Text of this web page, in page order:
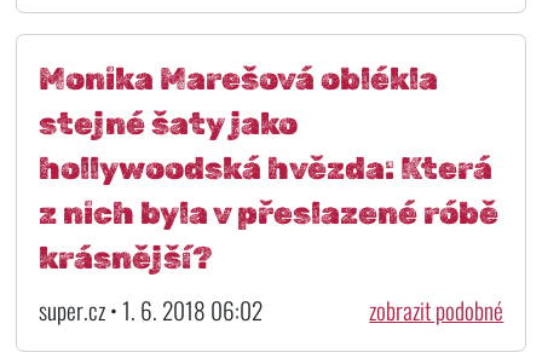
Monika Marešová oblékla
stejné šaty jako
hollywoodská hvězda: Která
z nich byla v přeslazené róbě
krásnější?
super.cz • 1. 6. 2018 06:02 zobrazit podobné